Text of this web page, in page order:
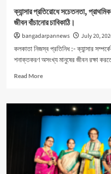
ক্যান্সার প্রতিরোধে সচেতনতা,
জীবন বাঁচানোর চাবিকাঠি।
bangadarpannews July 20,
কলকাতা নিজস্ব প্রতিনিধ :- ক্যান্সার
শনাক্তকরণ অসংখ্য মানুষের জীবন রক্ষা
Read MoreRead
ক্যান্সার
প্রতিরোধে
সচেতনতা,
শনাক্তকরণ
ও
সময়মতো
চিকিৎসাই